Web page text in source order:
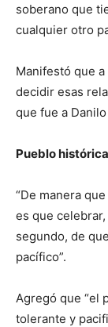
soberano que
cualquier otro
Manifestó que
decidir esas
que fue a
Pueblo
“De manera
es que
segundo, de
pacífico”.
Agregó que “el
tolerante y